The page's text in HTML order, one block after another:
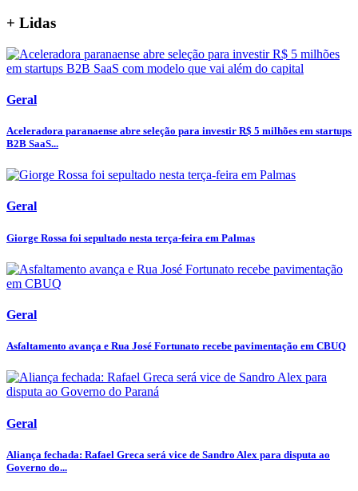
+ Lidas
Geral
Aceleradora paranaense abre seleção para investir R$ 5 milhões em startups
B2B SaaS...
Geral
Giorge Rossa foi sepultado nesta terça-feira em Palmas
Geral
Asfaltamento avança e Rua José Fortunato recebe pavimentação em CBUQ
Geral
Aliança fechada: Rafael Greca será vice de Sandro Alex para disputa ao
Governo do...